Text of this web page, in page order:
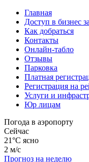
Главная
Доступ в бизнес
Как добраться
Контакты
Онлайн-табло
Отзывы
Парковка
Платная
Регистрация на
Услуги и
Юр лицам
Погода в аэропорту
Сейчас
21°C ясно
2 м/с
Прогноз на неделю